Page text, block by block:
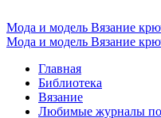
Мода и модель Вязание
Мода и модель Вязание
Главная
Библиотека
Вязание
Любимые журналы